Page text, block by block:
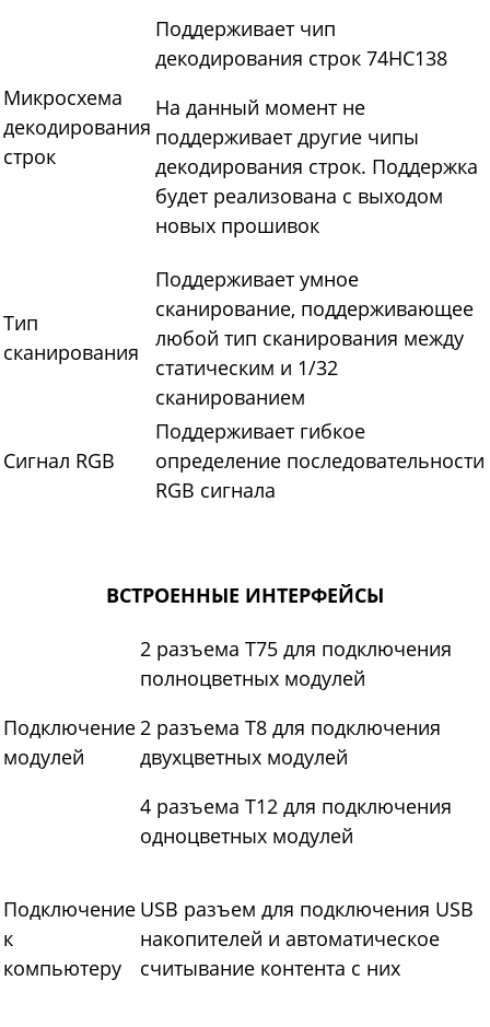
Микросхема
декодирования
строк
Поддерживает чип
декодирования строк 74HC138
На данный момент не
поддерживает другие чипы
декодирования строк. Поддержка
будет реализована с выходом
новых прошивок
Тип
сканирования
Поддерживает умное
сканирование, поддерживающее
любой тип сканирования между
статическим и 1/32
сканированием
Сигнал RGB
Поддерживает гибкое
определение последовательности
RGB сигнала
ВСТРОЕННЫЕ ИНТЕРФЕЙСЫ
Подключение
модулей
2 разъема Т75 для подключения
полноцветных модулей
2 разъема Т8 для подключения
двухцветных модулей
4 разъема T12 для подключения
одноцветных модулей
Подключение
к
компьютеру
USB разъем для подключения USB
накопителей и автоматическое
считывание контента с них